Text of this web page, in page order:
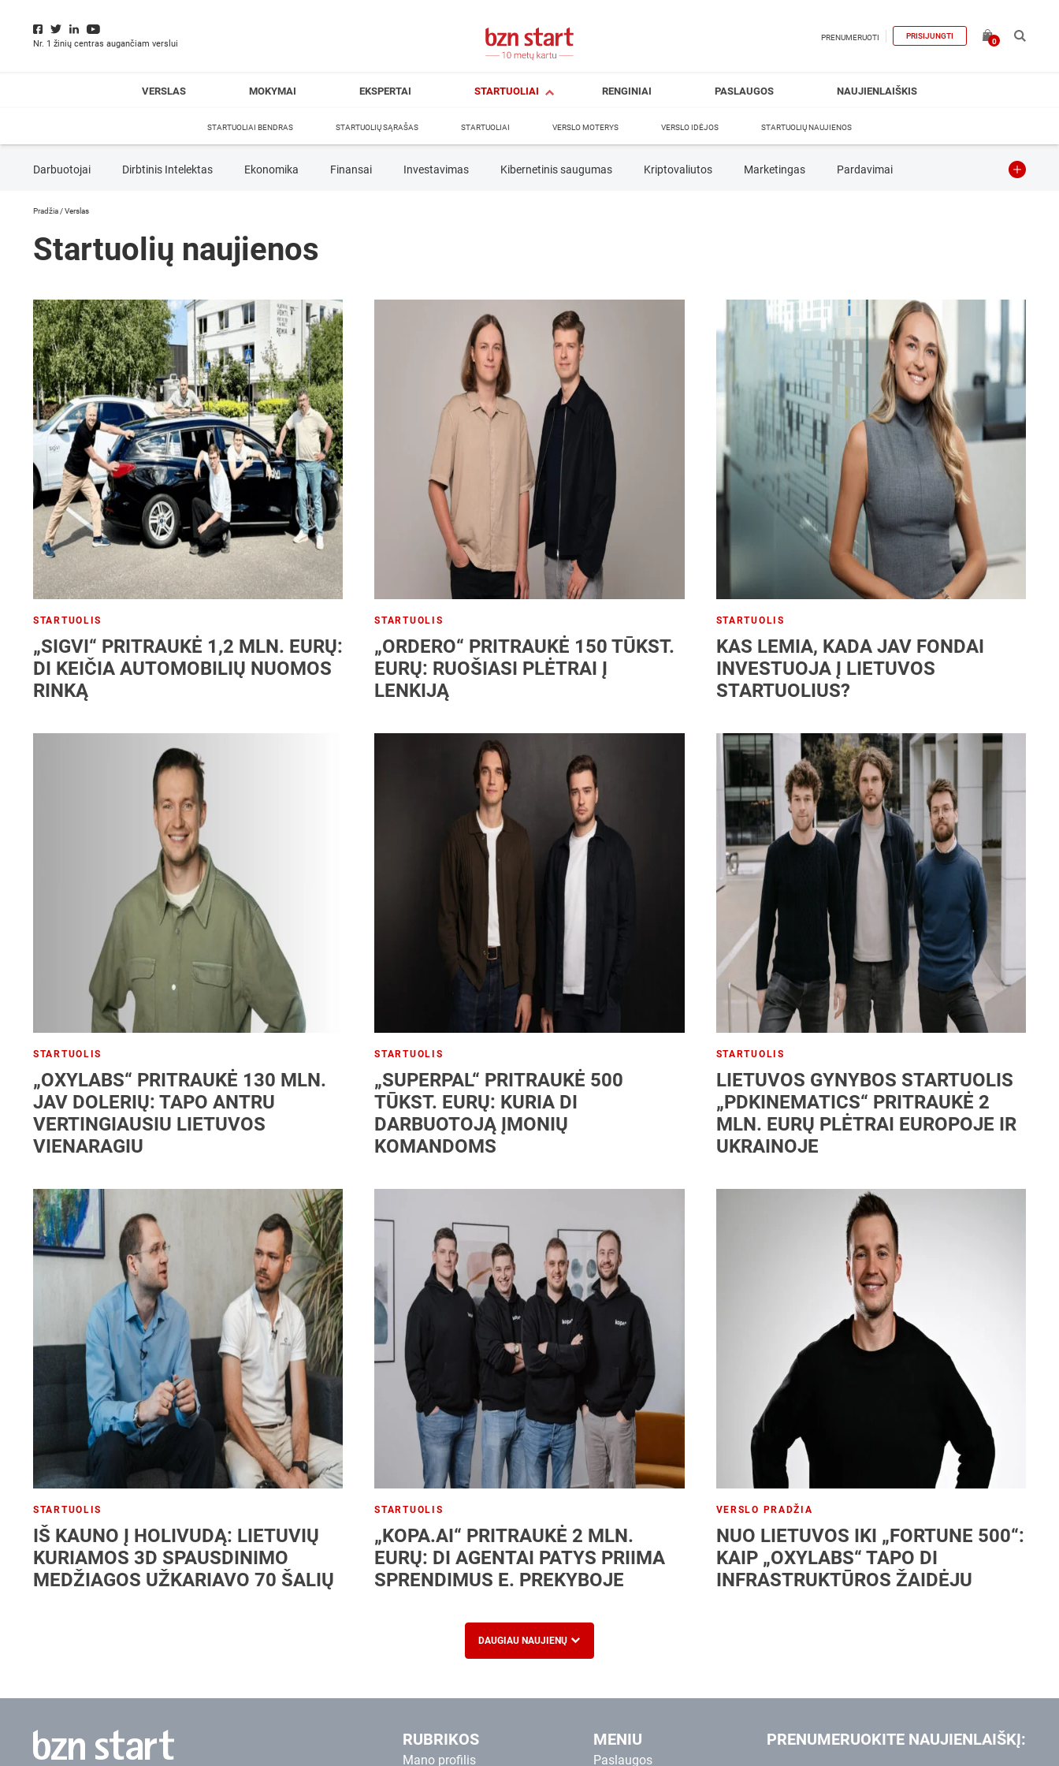
Nr. 1 žinių centras augančiam verslui
PRENUMERUOTI PRISIJUNGTI
0
VERSLAS MOKYMAI EKSPERTAI STARTUOLIAI
STARTUOLIAI BENDRAS STARTUOLIŲ SĄRAŠAS STARTUOLIAI VERSLO MOTERYS VERSLO IDĖJOS STARTUOLIŲ NAUJIENOS
RENGINIAI PASLAUGOS NAUJIENLAIŠKIS
Darbuotojai Dirbtinis Intelektas Ekonomika Finansai Investavimas Kibernetinis saugumas Kriptovaliutos Marketingas Pardavimai
Crowdfunding E-komercija Finansavimo priemonės
Pradžia /Verslas
Startuolių naujienos
STARTUOLIS
„SIGVI“ PRITRAUKĖ 1,2 MLN. EURŲ:
DI KEIČIA AUTOMOBILIŲ NUOMOS
RINKĄ
STARTUOLIS
„ORDERO“ PRITRAUKĖ 150 TŪKST.
EURŲ: RUOŠIASI PLĖTRAI Į
LENKIJĄ
STARTUOLIS
KAS LEMIA, KADA JAV FONDAI
INVESTUOJA Į LIETUVOS
STARTUOLIUS?
STARTUOLIS
„OXYLABS“ PRITRAUKĖ 130 MLN.
JAV DOLERIŲ: TAPO ANTRU
VERTINGIAUSIU LIETUVOS
VIENARAGIU
STARTUOLIS
„SUPERPAL“ PRITRAUKĖ 500
TŪKST. EURŲ: KURIA DI
DARBUOTOJĄ ĮMONIŲ
KOMANDOMS
STARTUOLIS
LIETUVOS GYNYBOS STARTUOLIS
„PDKINEMATICS“ PRITRAUKĖ 2
MLN. EURŲ PLĖTRAI EUROPOJE IR
UKRAINOJE
STARTUOLIS
IŠ KAUNO Į HOLIVUDĄ: LIETUVIŲ
KURIAMOS 3D SPAUSDINIMO
MEDŽIAGOS UŽKARIAVO 70 ŠALIŲ
STARTUOLIS
„KOPA.AI“ PRITRAUKĖ 2 MLN.
EURŲ: DI AGENTAI PATYS PRIIMA
SPRENDIMUS E. PREKYBOJE
VERSLO PRADŽIA
NUO LIETUVOS IKI „FORTUNE 500“:
KAIP „OXYLABS“ TAPO DI
INFRASTRUKTŪROS ŽAIDĖJU
DAUGIAU NAUJIENŲ
RUBRIKOS
Mano profilis
MENIU
Paslaugos
PRENUMERUOKITE NAUJIENLAIŠKĮ: